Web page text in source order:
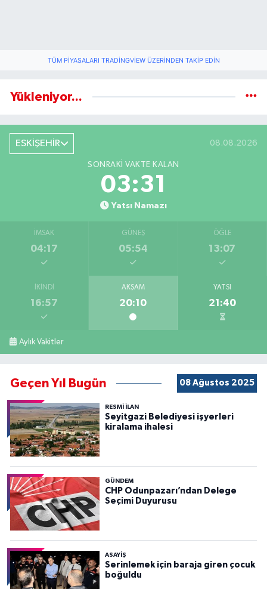
TÜM PIYASALARI TRADINGVIEW ÜZERINDEN TAKIP EDIN
Yükleniyor...
ESKİŞEHİR 08.08.2026
SONRAKI VAKTE KALAN
03:30
Yatsı Namazı
İMSAK
04:17
GÜNEŞ
05:54
ÖĞLE
13:07
İKINDI
16:57
AKŞAM
20:10
YATSI
21:40
Aylık Vakitler
Geçen Yıl Bugün 08 Ağustos 2025
RESMİ İLAN
Seyitgazi Belediyesi işyerleri
kiralama ihalesi
GÜNDEM
CHP Odunpazarı’ndan Delege
Seçimi Duyurusu
ASAYİŞ
Serinlemek için baraja giren çocuk
boğuldu